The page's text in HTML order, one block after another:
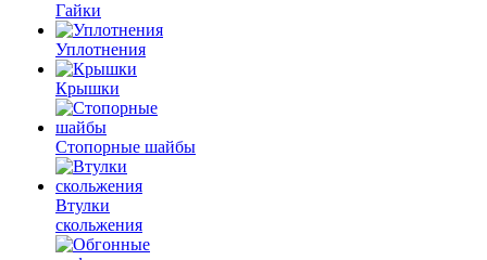
Гайки
Уплотнения
Крышки
Стопорные шайбы
Втулки
скольжения